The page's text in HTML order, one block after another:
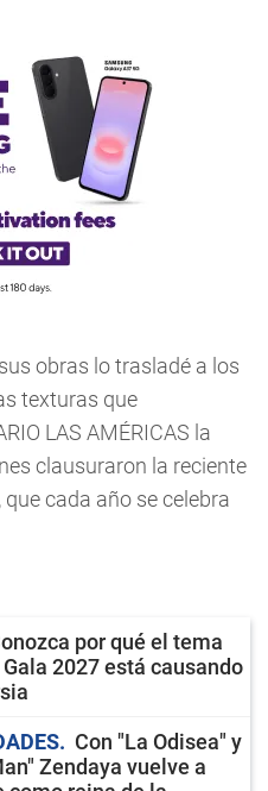
obras lo trasladé a los
texturas que
LAS AMÉRICAS la
clausuraron la reciente
cada año se celebra
por qué el tema
2027 está causando
Con "La Odisea" y
Zendaya vuelve a